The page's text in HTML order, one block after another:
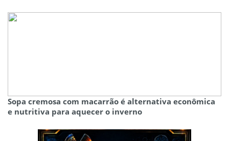
Sopa cremosa com macarrão é alternativa econômica
e nutritiva para aquecer o inverno